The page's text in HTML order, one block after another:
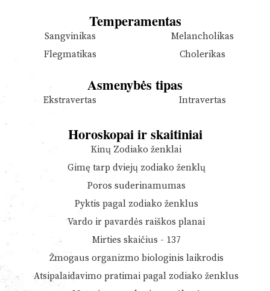
Temperamentas
Sangvinikas
Melancholikas
Flegmatikas
Cholerikas
Asmenybės tipas
Ekstravertas Intravertas
Horoskopai ir skaitiniai
Kinų Zodiako ženklai
Gimę tarp dviejų zodiako ženklų
Poros suderinamumas
Pyktis pagal zodiako ženklus
Vardo ir pavardės raiškos planai
Mirties skaičius - 137
Žmogaus organizmo biologinis laikrodis
Atsipalaidavimo pratimai pagal zodiako ženklus